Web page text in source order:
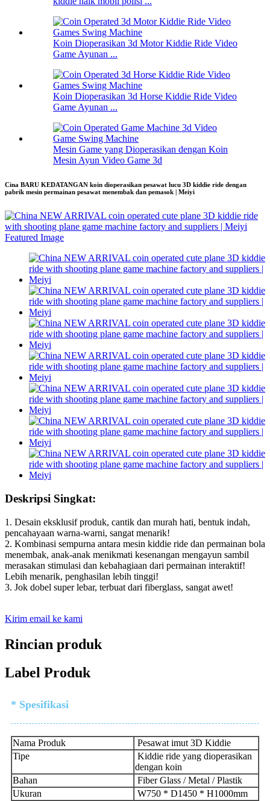
Koin Dioperasikan 3d Motor Kiddie Ride Video
Game Ayunan ...
Koin Dioperasikan 3d Horse Kiddie Ride Video
Game Ayunan ...
Mesin Game yang Dioperasikan dengan Koin
Mesin Ayun Video Game 3d
Cina BARU KEDATANGAN koin dioperasikan pesawat lucu 3D kiddie ride dengan
pabrik mesin permainan pesawat menembak dan pemasok | Meiyi
Deskripsi Singkat:
1. Desain eksklusif produk, cantik dan murah hati, bentuk indah,
pencahayaan warna-warni, sangat menarik!
2. Kombinasi sempurna antara mesin kiddie ride dan permainan bola
menembak, anak-anak menikmati kesenangan mengayun sambil
merasakan stimulasi dan kebahagiaan dari permainan interaktif!
Lebih menarik, penghasilan lebih tinggi!
3. Jok dobel super lebar, terbuat dari fiberglass, sangat awet!
Kirim email ke kami
Rincian produk
Label Produk
* Spesifikasi
Nama Produk
Pesawat imut 3D Kiddie
Tipe
Kiddie ride yang dioperasikan
dengan koin
Bahan
Fiber Glass / Metal / Plastik
Ukuran
W750 * D1450 * H1000mm